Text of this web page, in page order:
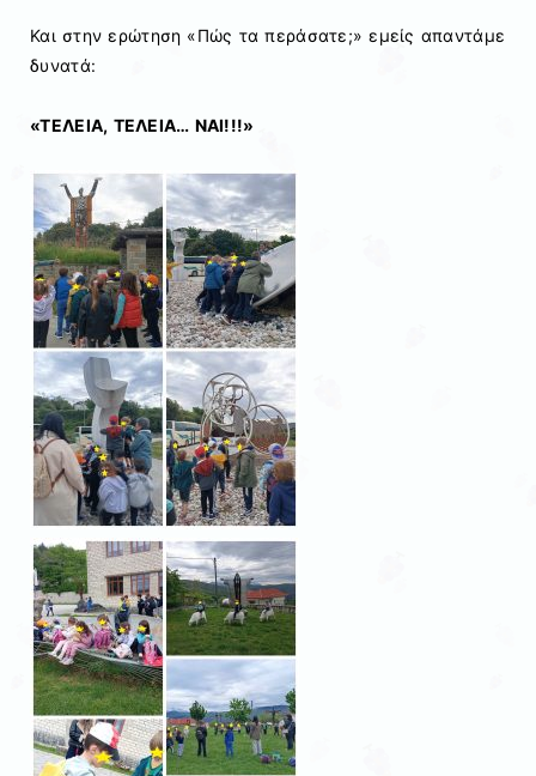
Και στην ερώτηση «Πώς τα περάσατε;» εμείς απαντάμε
δυνατά:
«ΤΕΛΕΙΑ, ΤΕΛΕΙΑ… ΝΑΙ!!!»